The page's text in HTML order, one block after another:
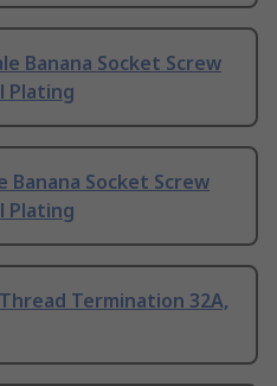
Banana Socket Screw
Plating
Banana Socket Screw
Plating
Termination 32A,